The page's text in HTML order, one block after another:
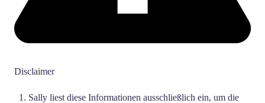
Disclaimer
Sally liest diese Informationen ausschließlich ein, um die